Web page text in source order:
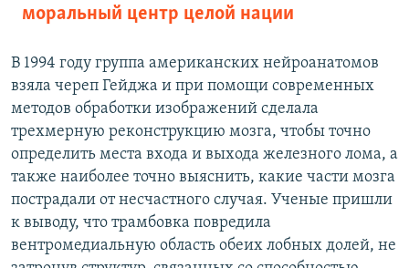
моральный центр целой нации
В 1994 году группа американских нейроанатомов
взяла череп Гейджа и при помощи современных
методов обработки изображений сделала
трехмерную реконструкцию мозга, чтобы точно
определить места входа и выхода железного лома, а
также наиболее точно выяснить, какие части мозга
пострадали от несчастного случая. Ученые пришли
к выводу, что трамбовка повредила
вентромедиальную область обеих лобных долей, не